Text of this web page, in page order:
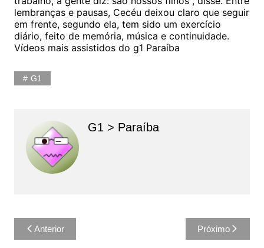
lembranças e pausas, Cecéu deixou claro que seguir
em frente, segundo ela, tem sido um exercício
diário, feito de memória, música e continuidade.
Vídeos mais assistidos do g1 Paraíba
G1
G1 > Paraíba
Navegação
de
Anterior Próximo